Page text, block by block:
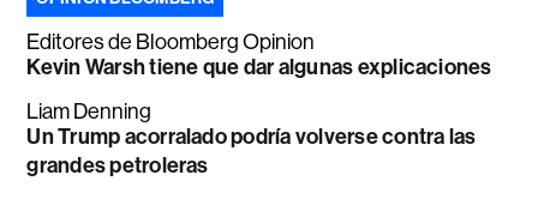
Editores de Bloomberg Opinion
Kevin Warsh tiene que dar algunas explicaciones
Liam Denning
Un Trump acorralado podría volverse contra las
grandes petroleras